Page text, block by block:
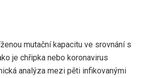
mutační kapacitu ve srovnání s
je chřipka nebo koronavirus
analýza mezi pěti infikovanými